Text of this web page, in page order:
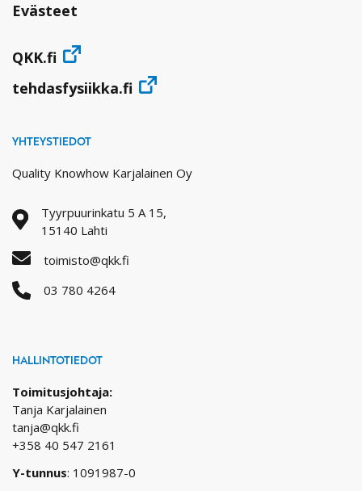
Evästeet
QKK.fi
tehdasfysiikka.fi
YHTEYSTIEDOT
Quality Knowhow Karjalainen Oy
Tyyrpuurinkatu 5 A 15,
15140 Lahti
toimisto@qkk.fi
03 780 4264
HALLINTOTIEDOT
Toimitusjohtaja:
Tanja Karjalainen
tanja@qkk.fi
+358 40 547 2161
Y-tunnus: 1091987-0